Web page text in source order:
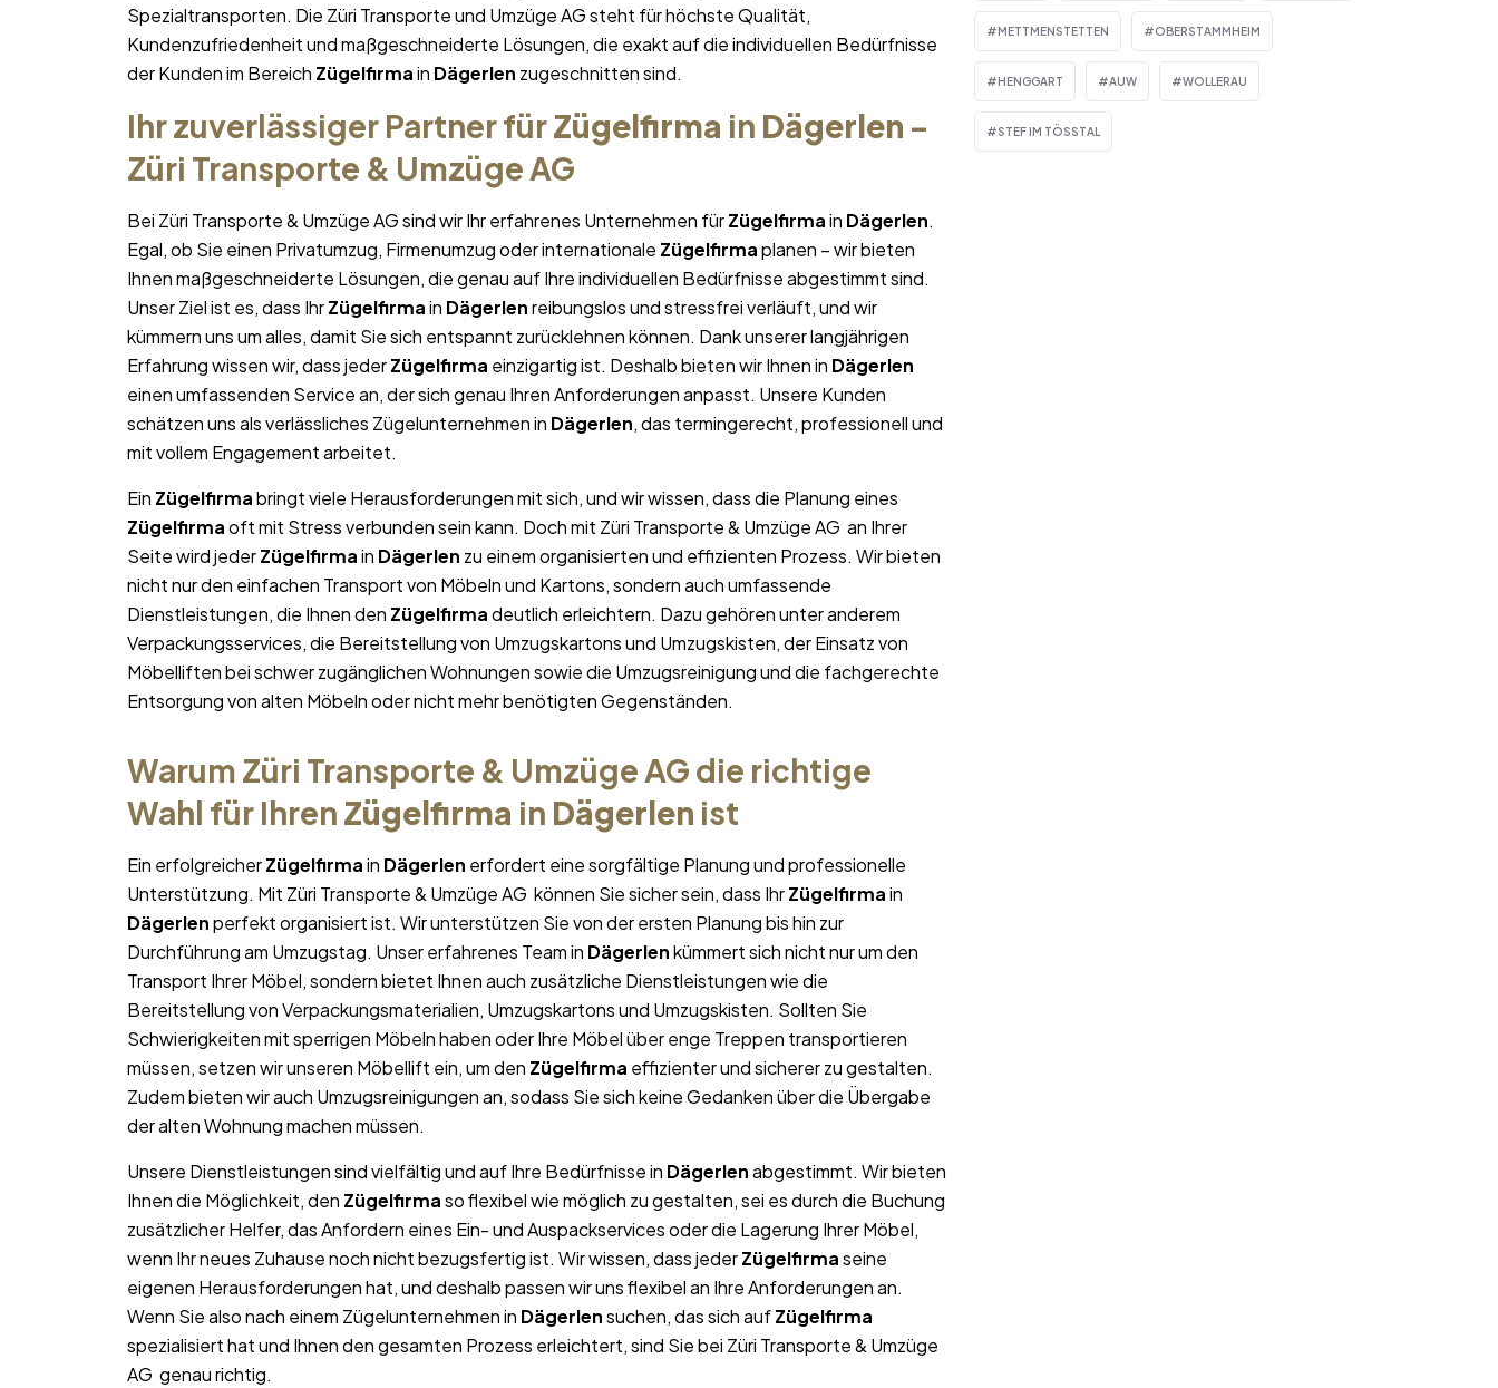
Spezialtransporten. Die Züri Transporte und Umzüge AG steht für höchste Qualität,
Kundenzufriedenheit und maßgeschneiderte Lösungen, die exakt auf die individuellen Bedürfnisse
der Kunden im Bereich Zügelfirmain Dägerlen zugeschnitten sind.
Ihr zuverlässiger Partner fürZügelfirma in Dägerlen –
Züri Transporte & Umzüge AG
Bei Züri Transporte & Umzüge AG sind wir Ihr erfahrenes Unternehmen fürZügelfirmain Dägerlen.
Egal, ob Sie einen Privatumzug, Firmenumzug oder internationale Zügelfirmaplanen – wir bieten
Ihnen maßgeschneiderte Lösungen, die genau auf Ihre individuellen Bedürfnisse abgestimmt sind.
Unser Ziel ist es, dass IhrZügelfirmain Dägerlenreibungslos und stressfrei verläuft, und wir
kümmern uns um alles, damit Sie sich entspannt zurücklehnen können. Dank unserer langjährigen
Erfahrung wissen wir, dass jederZügelfirma einzigartig ist. Deshalb bieten wir Ihnen in Dägerlen
einen umfassenden Service an, der sich genau Ihren Anforderungen anpasst. Unsere Kunden
schätzen uns als verlässliches Zügelunternehmen in Dägerlen, das termingerecht, professionell und
mit vollem Engagement arbeitet.
Ein Zügelfirmabringt viele Herausforderungen mit sich, und wir wissen, dass die Planung eines
Zügelfirmaoft mit Stress verbunden sein kann. Doch mit Züri Transporte & Umzüge AG an Ihrer
Seite wird jederZügelfirmain Dägerlen zu einem organisierten und effizienten Prozess. Wir bieten
nicht nur den einfachen Transport von Möbeln und Kartons, sondern auch umfassende
Dienstleistungen, die Ihnen den Zügelfirmadeutlich erleichtern. Dazu gehören unter anderem
Verpackungsservices, die Bereitstellung von Umzugskartons und Umzugskisten, der Einsatz von
Möbelliften bei schwer zugänglichen Wohnungen sowie die Umzugsreinigung und die fachgerechte
Entsorgung von alten Möbeln oder nicht mehr benötigten Gegenständen.
Warum Züri Transporte & Umzüge AG die richtige
Wahl für Ihren Zügelfirma in Dägerlen ist
Ein erfolgreicherZügelfirmain Dägerlen erfordert eine sorgfältige Planung und professionelle
Unterstützung. Mit Züri Transporte & Umzüge AG können Sie sicher sein, dass IhrZügelfirmain
Dägerlenperfekt organisiert ist. Wir unterstützen Sie von der ersten Planung bis hin zur
Durchführung am Umzugstag. Unser erfahrenes Team in Dägerlenkümmert sich nicht nur um den
Transport Ihrer Möbel, sondern bietet Ihnen auch zusätzliche Dienstleistungen wie die
Bereitstellung von Verpackungsmaterialien, Umzugskartons und Umzugskisten. Sollten Sie
Schwierigkeiten mit sperrigen Möbeln haben oder Ihre Möbel über enge Treppen transportieren
müssen, setzen wir unseren Möbellift ein, um den Zügelfirma effizienter und sicherer zu gestalten.
Zudem bieten wir auch Umzugsreinigungen an, sodass Sie sich keine Gedanken über die Übergabe
der alten Wohnung machen müssen.
Unsere Dienstleistungen sind vielfältig und auf Ihre Bedürfnisse in Dägerlenabgestimmt. Wir bieten
Ihnen die Möglichkeit, den Zügelfirmaso flexibel wie möglich zu gestalten, sei es durch die Buchung
zusätzlicher Helfer, das Anfordern eines Ein- und Auspackservices oder die Lagerung Ihrer Möbel,
wenn Ihr neues Zuhause noch nicht bezugsfertig ist. Wir wissen, dass jederZügelfirmaseine
eigenen Herausforderungen hat, und deshalb passen wir uns flexibel an Ihre Anforderungen an.
Wenn Sie also nach einem Zügelunternehmen in Dägerlensuchen, das sich aufZügelfirma
spezialisiert hat und Ihnen den gesamten Prozess erleichtert, sind Sie bei Züri Transporte & Umzüge
AG genau richtig.
METTMENSTETTEN OBERSTAMMHEIM
HENGGART AUW WOLLERAU
STEF IM TÖSSTAL